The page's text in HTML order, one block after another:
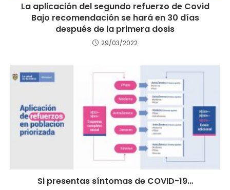
La aplicación del segundo refuerzo de Covid
Bajo recomendación se hará en 30 días
después de la primera dosis
29/03/2022
Si presentas síntomas de COVID-19…